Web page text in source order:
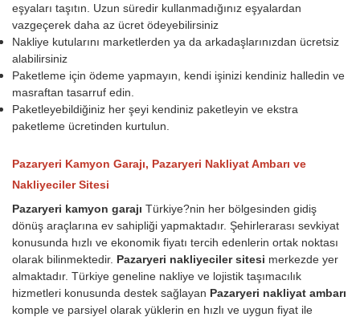
eşyaları taşıtın. Uzun süredir kullanmadığınız eşyalardan
vazgeçerek daha az ücret ödeyebilirsiniz
Nakliye kutularını marketlerden ya da arkadaşlarınızdan ücretsiz
alabilirsiniz
Paketleme için ödeme yapmayın, kendi işinizi kendiniz halledin ve
masraftan tasarruf edin.
Paketleyebildiğiniz her şeyi kendiniz paketleyin ve ekstra
paketleme ücretinden kurtulun.
Pazaryeri Kamyon Garajı, Pazaryeri Nakliyat Ambarı ve
Nakliyeciler Sitesi
Pazaryeri kamyon garajı Türkiye?nin her bölgesinden gidiş
dönüş araçlarına ev sahipliği yapmaktadır. Şehirlerarası sevkiyat
konusunda hızlı ve ekonomik fiyatı tercih edenlerin ortak noktası
olarak bilinmektedir. Pazaryeri nakliyeciler sitesi merkezde yer
almaktadır. Türkiye geneline nakliye ve lojistik taşımacılık
hizmetleri konusunda destek sağlayan Pazaryeri nakliyat ambarı
komple ve parsiyel olarak yüklerin en hızlı ve uygun fiyat ile